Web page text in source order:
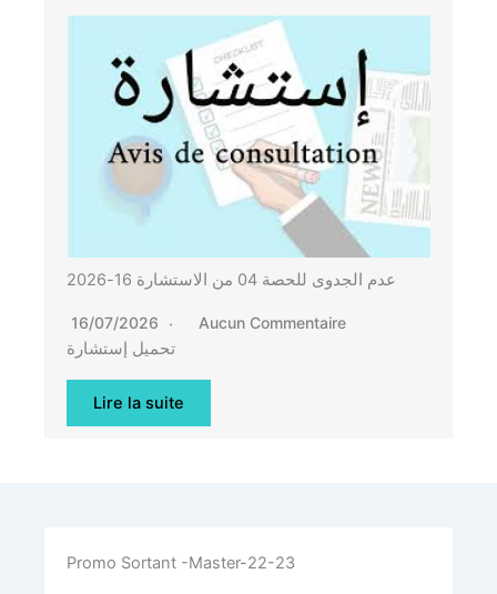
عدم الجدوى للحصة 04 من الاستشارة 16-2026
16/07/2026 Aucun Commentaire
تحميل إستشارة
Lire la suite
Promo Sortant -Master-22-23